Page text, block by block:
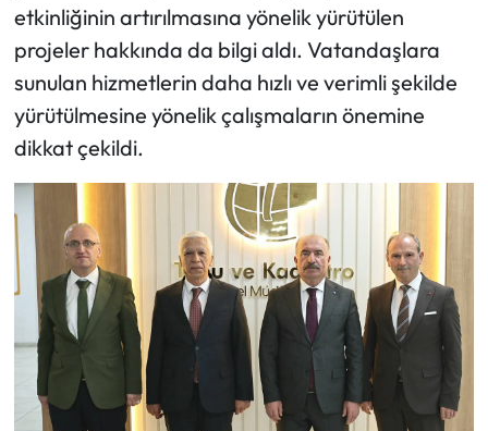
etkinliğinin artırılmasına yönelik yürütülen
projeler hakkında da bilgi aldı. Vatandaşlara
sunulan hizmetlerin daha hızlı ve verimli şekilde
yürütülmesine yönelik çalışmaların önemine
dikkat çekildi.
Resmi İlan
Resmi Reklam
Sağlık
Siyaset
Spor
Sungurlu Haberleri
Uğurludağ Haberleri